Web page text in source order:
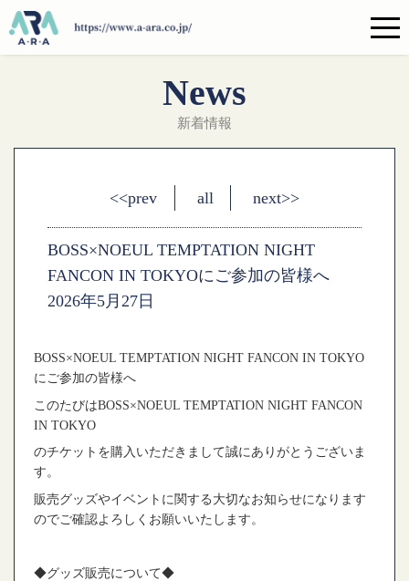
News
新着情報
<<prev all next>>
BOSS×NOEUL TEMPTATION NIGHT
FANCON IN TOKYOにご参加の皆様へ
2026年5月27日
BOSS×NOEUL TEMPTATION NIGHT FANCON IN TOKYO
にご参加の皆様へ
このたびはBOSS×NOEUL TEMPTATION NIGHT FANCON
IN TOKYO
のチケットを購入いただきまして誠にありがとうございま
す。
販売グッズやイベントに関する大切なお知らせになります
のでご確認よろしくお願いいたします。
◆グッズ販売について◆